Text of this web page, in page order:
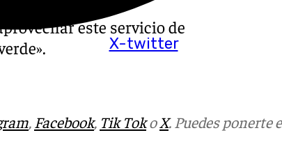
X-twitter
este servicio de
, Facebook, Tik TokoX. Puedes ponerte